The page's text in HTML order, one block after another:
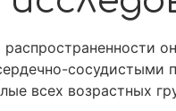
сосудистыми
всех возрастных